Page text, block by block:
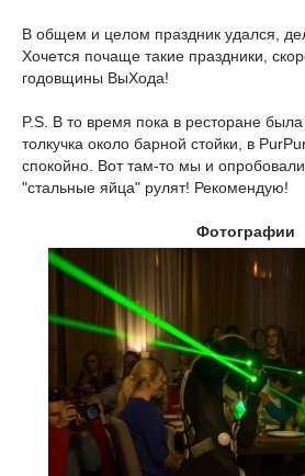
В общем и целом праздник удался,
Хочется почаще такие праздники,
годовщины ВыХода!
P.S. В то время пока в ресторане
толкучка около барной стойки, в
спокойно. Вот там-то мы и опробовали
"стальные яйца" рулят! Рекомендую!
Фотографии